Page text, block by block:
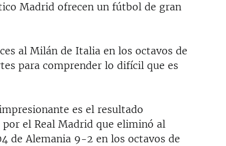
Madrid ofrecen un fútbol de gran
al Milán de Italia en los octavos de
para comprender lo difícil que es
es el resultado
el Real Madrid que eliminó al
de Alemania 9-2 en los octavos de